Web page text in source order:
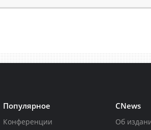
Популярное
Конференции
CNews
Об